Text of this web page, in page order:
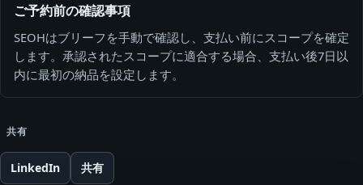
ご予約前の確認事項
SEOHはブリーフを手動で確認し、支払い前にスコープを確定
します。承認されたスコープに適合する場合、支払い後7日以
内に最初の納品を設定します。
共有
LinkedIn 共有